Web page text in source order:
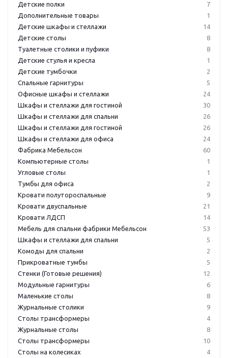
Детские полки
7
Дополнительные товары
1
Детские шкафы и стеллажи
14
Детские столы
8
Туалетные столики и пуфики
8
Детские стулья и кресла
1
Детские тумбочки
2
Спальные гарнитуры
5
Офисные шкафы и стеллажи
24
Шкафы и стеллажи для гостиной
30
Шкафы и стеллажи для спальни
26
Шкафы и стеллажи для гостиной
26
Шкафы и стеллажи для офиса
24
Фабрика Мебельсон
60
Компьютерные столы
1
Угловые столы
1
Тумбы для офиса
2
Кровати полутороспальные
9
Кровати двуспальные
21
Кровати ЛДСП
14
Мебель для спальни фабрики Мебельсон
53
Шкафы и стеллажи для спальни
5
Комоды для спальни
2
Прикроватные тумбы
5
Стенки (Готовые решения)
12
Модульные гарнитуры
6
Маленькие столы
8
Журнальные столики
9
Столы трансформеры
4
Журнальные столы
8
Столы трансформеры
10
Столы на колесиках
4